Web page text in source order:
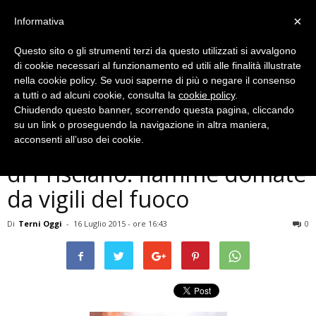
Cronaca
Terni, incendio in un bosco
di Prisciano: fiamme domate
da vigili del fuoco
Di Terni Oggi - 16 Luglio 2015 - ore 16:43 0
×
Informativa
Questo sito o gli strumenti terzi da questo utilizzati si avvalgono
di cookie necessari al funzionamento ed utili alle finalità illustrate
nella cookie policy. Se vuoi saperne di più o negare il consenso
a tutti o ad alcuni cookie, consulta la cookie policy.
Chiudendo questo banner, scorrendo questa pagina, cliccando
su un link o proseguendo la navigazione in altra maniera,
acconsenti all’uso dei cookie.